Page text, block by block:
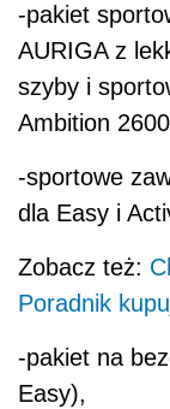
-pakiet
AURIGA z
szyby i
Ambition
-sportowe
dla Easy i
Zobacz też:
Poradnik
-pakiet na
Easy),